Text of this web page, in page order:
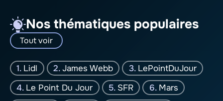
Nos thématiques populaires
Tout voir
Lidl James Webb
LePointDuJour
Le Point Du Jour
SFR
Mars